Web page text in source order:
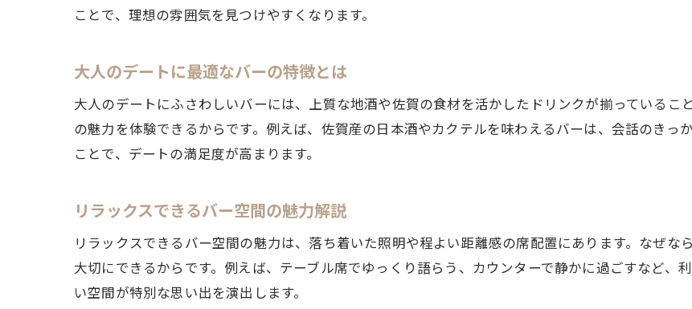
佐賀駅デートを格上げするバーの空間
大人のデートを彩るバーの内装ポイント
ペアで楽しめるバーの空間アレンジ
ことで、理想の雰囲気を見つけやすくなります。
大人のデートに最適なバーの特徴とは
大人のデートにふさわしいバーには、上質な地酒や佐賀の食材を活かしたドリンクが揃っているこ
の魅力を体験できるからです。例えば、佐賀産の日本酒やカクテルを味わえるバーは、会話のきっ
ことで、デートの満足度が高まります。
リラックスできるバー空間の魅力解説
リラックスできるバー空間の魅力は、落ち着いた照明や程よい距離感の席配置にあります。なぜな
大切にできるからです。例えば、テーブル席でゆっくり語らう、カウンターで静かに過ごすなど、
い空間が特別な思い出を演出します。